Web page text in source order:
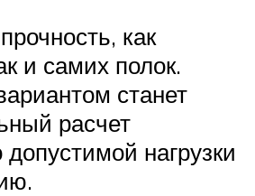
как
и самих полок.
станет
расчет
нагрузки